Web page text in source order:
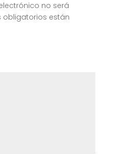
no será
obligatorios están